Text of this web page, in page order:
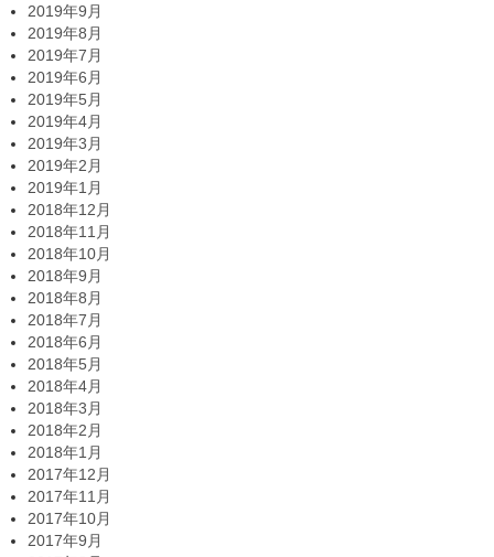
2019年9月
2019年8月
2019年7月
2019年6月
2019年5月
2019年4月
2019年3月
2019年2月
2019年1月
2018年12月
2018年11月
2018年10月
2018年9月
2018年8月
2018年7月
2018年6月
2018年5月
2018年4月
2018年3月
2018年2月
2018年1月
2017年12月
2017年11月
2017年10月
2017年9月